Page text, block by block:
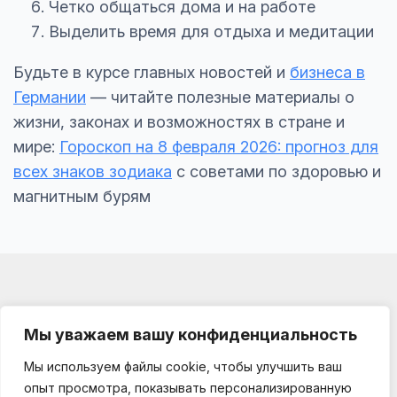
Мы уважаем вашу конфиденциальность
Мы используем файлы cookie, чтобы улучшить ваш
опыт просмотра, показывать персонализированную
Четко общаться дома и на работе
Выделить время для отдыха и медитации
Будьте в курсе главных новостей и бизнеса в
Германии — читайте полезные материалы о
жизни, законах и возможностях в стране и
мире: Гороскоп на 8 февраля 2026: прогноз для
всех знаков зодиака с советами по здоровью и
магнитным бурям
Impressum
О проекте